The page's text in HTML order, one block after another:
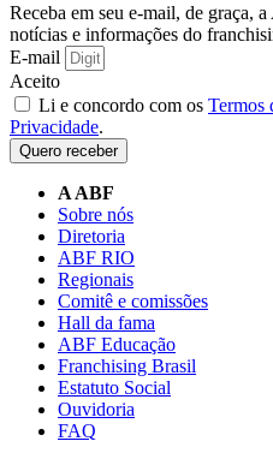
Receba em seu e-mail, de graça,
notícias e informações do
E-mail
Aceito
Li e concordo com os Termos
Privacidade.
Quero receber
A ABF
Sobre nós
Diretoria
ABF RIO
Regionais
Comitê e comissões
Hall da fama
ABF Educação
Franchising Brasil
Estatuto Social
Ouvidoria
FAQ